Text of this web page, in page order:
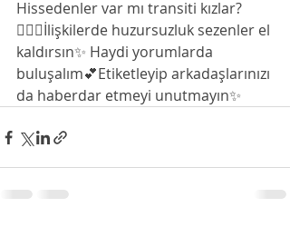
Hissedenler var mı transiti kızlar?
🤷🏻‍♀️İlişkilerde huzursuzluk sezenler el
kaldırsın✨ Haydi yorumlarda
buluşalım💕Etiketleyip arkadaşlarınızı
da haberdar etmeyi unutmayın✨